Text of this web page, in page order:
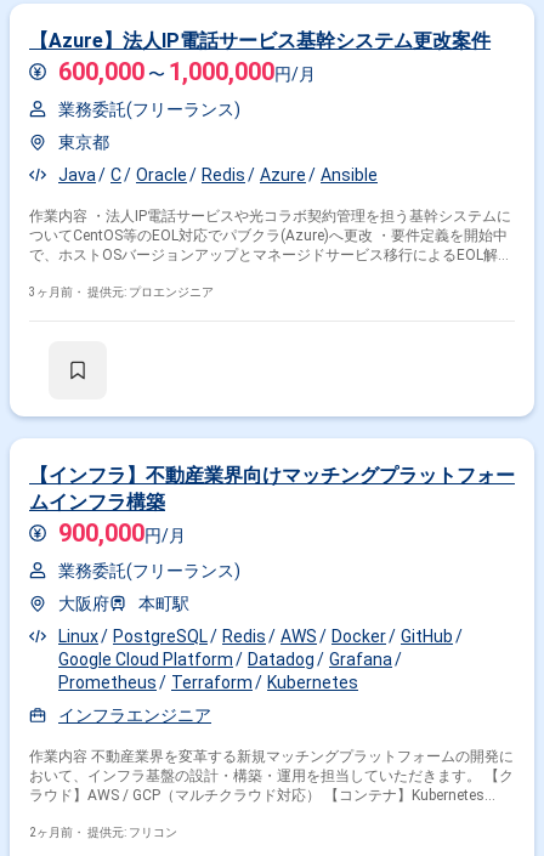
【Azure】法人IP電話サービス基幹システム更改案件
600,000 〜 1,000,000円/月
業務委託(フリーランス)
東京都
Java
C Oracle Redis Azure Ansible
作業内容 ・法人IP電話サービスや光コラボ契約管理を担う基幹システムに
ついてCentOS等のEOL対応でパブクラ(Azure)へ更改 ・要件定義を開始中
で、ホストOSバージョンアップとマネージドサービス移行によるEOL解消
ームメンバーはパートナー含めて15名程度を予定
3ヶ月前・ 提供元: プロエンジニア
【インフラ】不動産業界向けマッチングプラットフォー
ムインフラ構築
900,000円/月
業務委託(フリーランス)
大阪府
本町駅
Linux
PostgreSQL Redis AWS Docker
GitHub
Google Cloud Platform
Datadog
Grafana
Prometheus
Terraform
Kubernetes
インフラエンジニア
作業内容 不動産業界を変革する新規マッチングプラットフォームの開発に
おいて、インフラ基盤の設計・構築・運用を担当していただきます。 【ク
ラウド】AWS / GCP（マルチクラウド対応） 【コンテナ】Kubernetes
Actions、ArgoCD 【監視】Datadog / Prometheus + Grafana 【DB】
2ヶ月前・ 提供元: フリコン